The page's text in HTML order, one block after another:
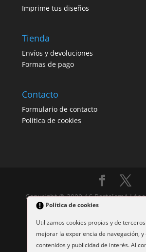
Imprime tus diseños
Tienda
Envíos y devoluciones
Formas de pago
Contacto
Formulario de contacto
Política de cookies
Copyright © 2000-16 Bartolomé
los derechos reservados. Depósito
2004.
Esta obra está bajo unalicencia
Política de cookies
Utilizamos cookies propias y de
mejorar la experiencia de navegación,
contenidos y publicidad de interés. Al